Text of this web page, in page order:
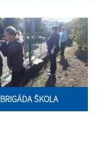
BRIGÁDA ŠKOLA